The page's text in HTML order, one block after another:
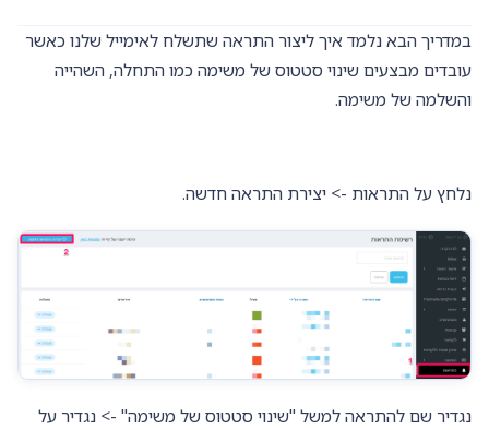
במדריך הבא נלמד איך ליצור התראה שתשלח לאימייל שלנו כאשר
עובדים מבצעים שינוי סטטוס של משימה כמו התחלה, השהייה
והשלמה של משימה.
נלחץ על התראות -> יצירת התראה חדשה.
נגדיר שם להתראה למשל "שינוי סטטוס של משימה" -> נגדיר על